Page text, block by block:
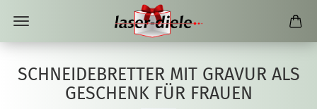
SCHNEIDEBRETTER MIT GRAVUR ALS
GESCHENK FÜR FRAUEN